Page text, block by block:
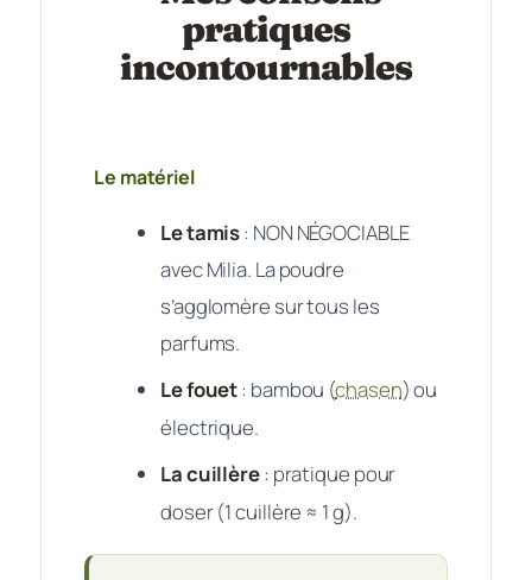
pratiques
incontournables
Le matériel
Le tamis: NON NÉGOCIABLE
avec Milia. La poudre
s’agglomère sur tous les
parfums.
Le fouet: bambou (chasen) ou
électrique.
La cuillère: pratique pour
doser (1 cuillère ≈ 1 g).